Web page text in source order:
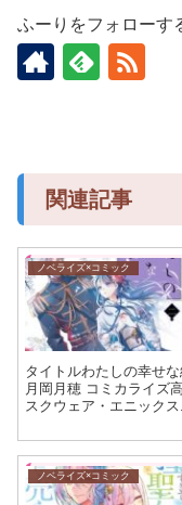
ふーりをフォローす
関連記事
ノベライズ×コミック
タイトルわたしの幸せ
月岡月穂 コミカライズ
スクウェア・エニックス
ノベライズ×コミック